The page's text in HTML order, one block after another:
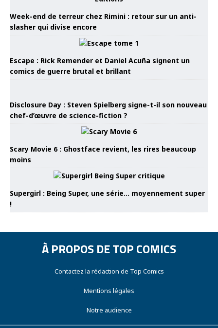
Week-end de terreur chez Rimini : retour sur un anti-
slasher qui divise encore
Escape : Rick Remender et Daniel Acuña signent un
comics de guerre brutal et brillant
Disclosure Day : Steven Spielberg signe-t-il son nouveau
chef-d’œuvre de science-fiction ?
Scary Movie 6 : Ghostface revient, les rires beaucoup
moins
Supergirl : Being Super, une série… moyennement super
!
À PROPOS DE TOP COMICS
Contactez la rédaction de Top Comics
Mentions légales
Notre audience